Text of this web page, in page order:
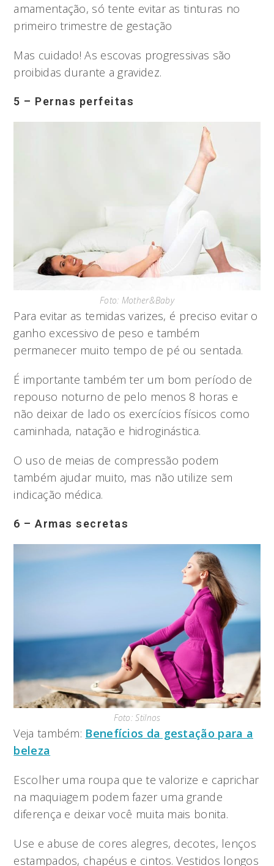
amamentação, só tente evitar as tinturas no
primeiro trimestre de gestação
Mas cuidado! As escovas progressivas são
proibidas durante a gravidez.
5 – Pernas perfeitas
Foto: Mother&Baby
Para evitar as temidas varizes, é preciso evitar o
ganho excessivo de peso e também
permanecer muito tempo de pé ou sentada.
É importante também ter um bom período de
repouso noturno de pelo menos 8 horas e
não deixar de lado os exercícios físicos como
caminhada, natação e hidroginástica.
O uso de meias de compressão podem
também ajudar muito, mas não utilize sem
indicação médica.
6 – Armas secretas
Foto: Stilnos
Veja também: Benefícios da gestação para a
beleza
Escolher uma roupa que te valorize e caprichar
na maquiagem podem fazer uma grande
diferença e deixar você muita mais bonita.
Use e abuse de cores alegres, decotes, lenços
estampados, chapéus e cintos. Vestidos longos